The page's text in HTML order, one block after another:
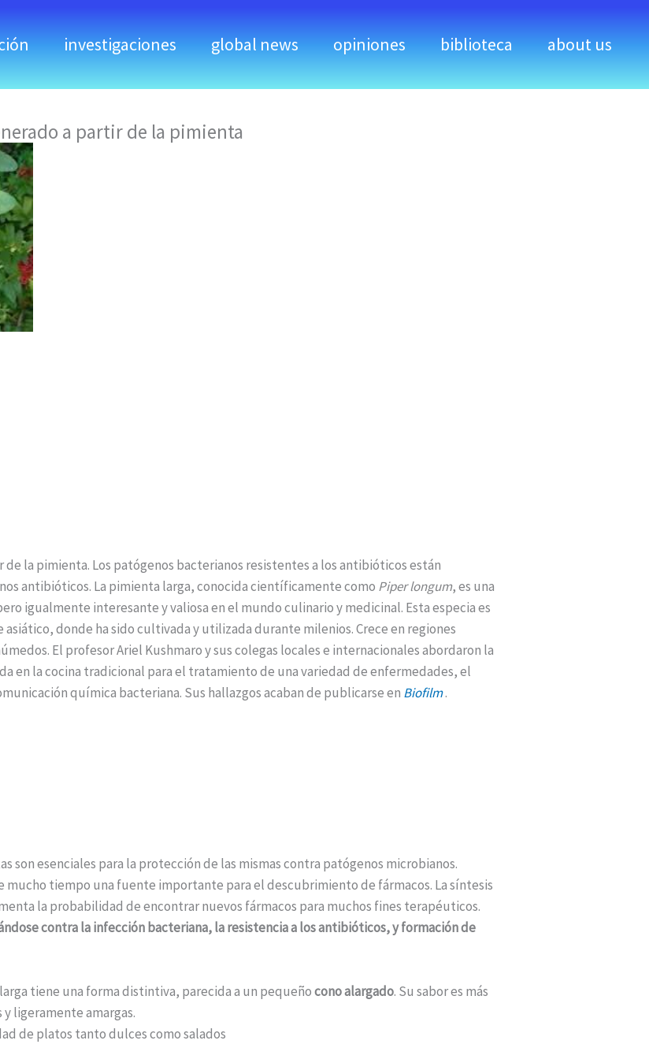
investigaciones global news opiniones biblioteca about us
a partir de la pimienta
la pimienta. Los patógenos bacterianos resistentes a los antibióticos están
antibióticos. La pimienta larga, conocida científicamente como Piper longum, es una
igualmente interesante y valiosa en el mundo culinario y medicinal. Esta especia es
donde ha sido cultivada y utilizada durante milenios. Crece en regiones
El profesor Ariel Kushmaro y sus colegas locales e internacionales abordaron la
en la cocina tradicional para el tratamiento de una variedad de enfermedades, el
química bacteriana. Sus hallazgos acaban de publicarse en Biofilm.
son esenciales para la protección de las mismas contra patógenos microbianos.
mucho tiempo una fuente importante para el descubrimiento de fármacos. La síntesis
la probabilidad de encontrar nuevos fármacos para muchos fines terapéuticos.
contra la infección bacteriana, la resistencia a los antibióticos, y formación de
tiene una forma distintiva, parecida a un pequeñocono alargado. Su sabor es más
ligeramente amargas.
de platos tanto dulces como salados